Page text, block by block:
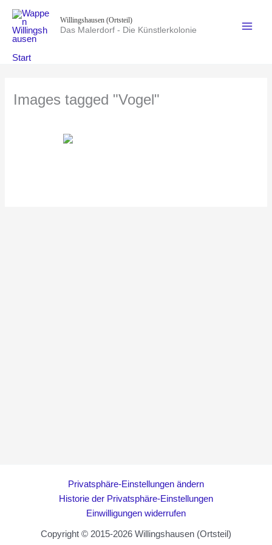
Inhalt
springen
Willingshausen (Ortsteil)
Das Malerdorf - Die Künstlerkolonie
Start
Images tagged "Vogel"
Privatsphäre-Einstellungen ändern
Historie der Privatsphäre-Einstellungen
Einwilligungen widerrufen
Copyright © 2015-2026 Willingshausen (Ortsteil)